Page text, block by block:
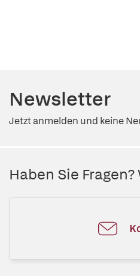
Newsletter
Jetzt anmelden und keine
Haben Sie